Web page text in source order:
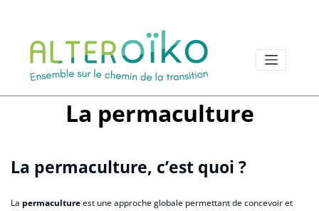
La permaculture
La permaculture, c’est quoi ?
La permacultureest une approche globale permettant de concevoir et